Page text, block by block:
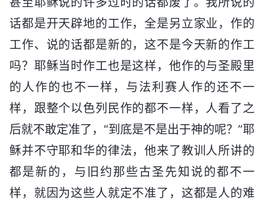
话都是开天辟地的工作，全是另立家业，作的
工作、说的话都是新的，这不是今天新的作工
吗？耶稣当时作工也是这样，他作的与圣殿里
的人作的也不一样，与法利赛人作的还不一
样，跟整个以色列民作的都不一样，人看了之
后就不敢定准了，“到底是不是出于神的呢？”耶
稣并不守耶和华的律法，他来了教训人所讲的
都是新的，与旧约那些古圣先知说的都不一
样，就因为这些人就定不准了，这都是人的难